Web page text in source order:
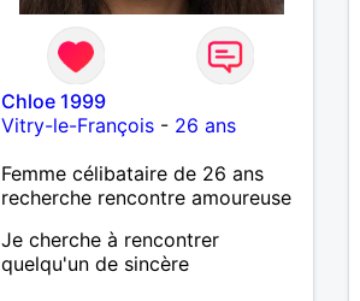
Chloe 1999
Vitry-le-François- 26 ans
Femme célibataire de 26 ans
recherche rencontre amoureuse
Je cherche à rencontrer
quelqu'un de sincère